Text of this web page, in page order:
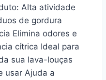
Alta atividade
de gordura
Elimina odores e
cítrica Ideal para
sua lava-louças
usar Ajuda a